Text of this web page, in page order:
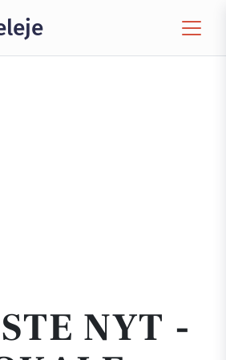
NYT -